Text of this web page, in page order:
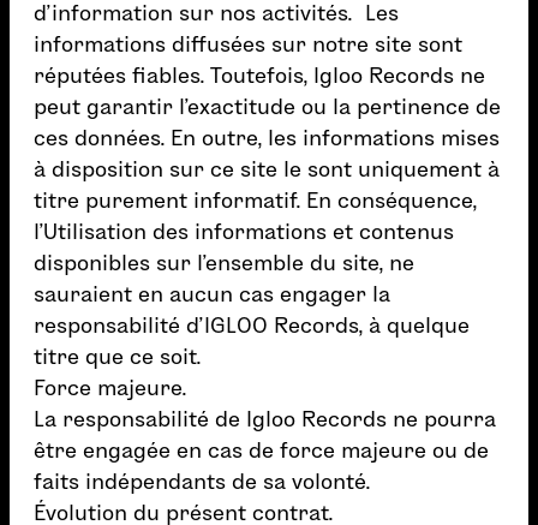
d’information sur nos activités. Les
informations diffusées sur notre site sont
réputées fiables. Toutefois, Igloo Records ne
peut garantir l’exactitude ou la pertinence de
ces données. En outre, les informations mises
à disposition sur ce site le sont uniquement à
titre purement informatif. En conséquence,
l’Utilisation des informations et contenus
disponibles sur l’ensemble du site, ne
sauraient en aucun cas engager la
responsabilité d’IGLOO Records, à quelque
titre que ce soit.
Force majeure.
La responsabilité de Igloo Records ne pourra
être engagée en cas de force majeure ou de
faits indépendants de sa volonté.
Évolution du présent contrat.